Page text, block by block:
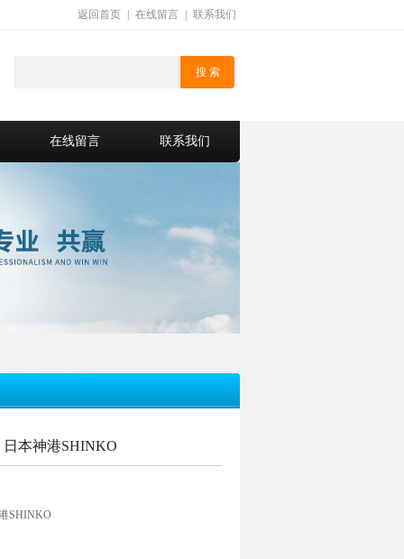
返回首页 在线留言 联系我们
在线留言 联系我们
本神港SHINKO
SHINKO